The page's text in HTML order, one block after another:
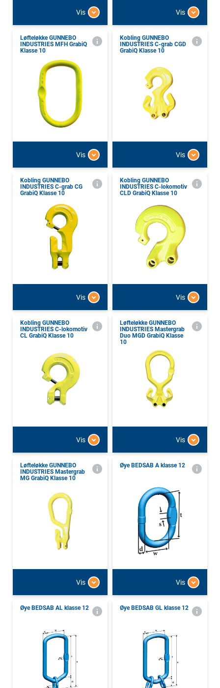
Vis Vis
Løfteløkke GUNNEBO
INDUSTRIES MFH GrabiQ
Klasse 10
Vis
Kobling GUNNEBO
INDUSTRIES C-grab CGD
GrabiQ Klasse 10
Vis
Kobling GUNNEBO
INDUSTRIES C-grab CG
GrabiQ Klasse 10
Vis
Kobling GUNNEBO
INDUSTRIES C-lokomotiv
CLD GrabiQ Klasse 10
Vis
Kobling GUNNEBO
INDUSTRIES C-lokomotiv
CL GrabiQ Klasse 10
Vis
Løfteløkke GUNNEBO
INDUSTRIES Mastergrab
Duo MGD GrabiQ Klasse
10
Vis
Løfteløkke GUNNEBO
INDUSTRIES Mastergrab
MG GrabiQ Klasse 10
Vis
Øye BEDSAB A klasse 12
Vis
Øye BEDSAB AL klasse 12 Øye BEDSAB GL klasse 12